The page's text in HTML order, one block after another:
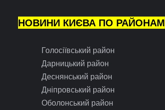
НОВИНИ КИЄВА ПО РАЙОНАМ
Голосіївський район
Дарницький район
Деснянський район
Дніпровський район
Оболонський район